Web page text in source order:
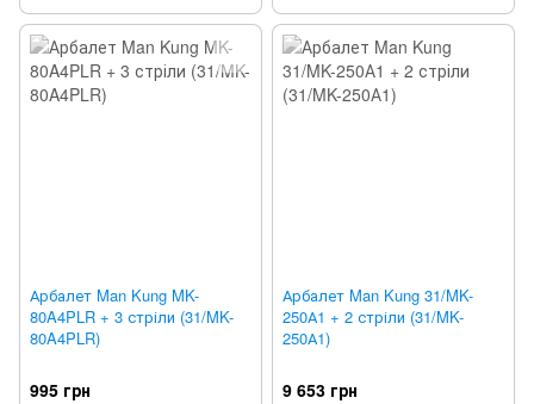
Арбалет Man Kung MK-
80A4PLR + 3 стріли (31/MK-
80A4PLR)
995 грн
Арбалет Man Kung 31/MK-
250А1 + 2 стріли (31/MK-
250А1)
9 653 грн